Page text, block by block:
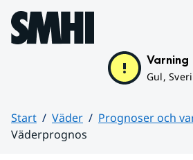
Hoppa till sidans innehåll
Varning
Gul,
Start Väder
Prognoser och
Väderprognos